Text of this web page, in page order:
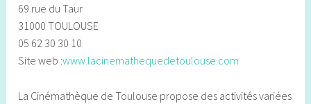
69 rue du Taur
31000 TOULOUSE
05 62 30 30 10
Site web :www.lacinemathequedetoulouse.com
La Cinémathèque de Toulouse propose des activités variées